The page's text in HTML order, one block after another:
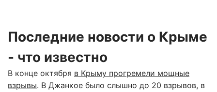
Последние новости о Крыме
- что известно
В конце октября в Крыму прогремели мощные
взрывы. В Джанкое было слышно до 20 взрывов, в